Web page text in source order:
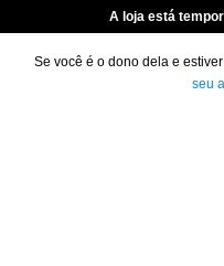
A loja está
Se você é o dono dela e
seu